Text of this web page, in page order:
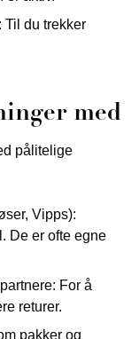
Til du trekker
med
pålitelige
Vipps):
De er ofte egne
For å
returer.
pakker og